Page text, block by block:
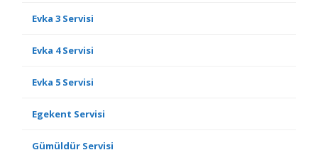
Evka 3 Servisi
Evka 4 Servisi
Evka 5 Servisi
Egekent Servisi
Gümüldür Servisi